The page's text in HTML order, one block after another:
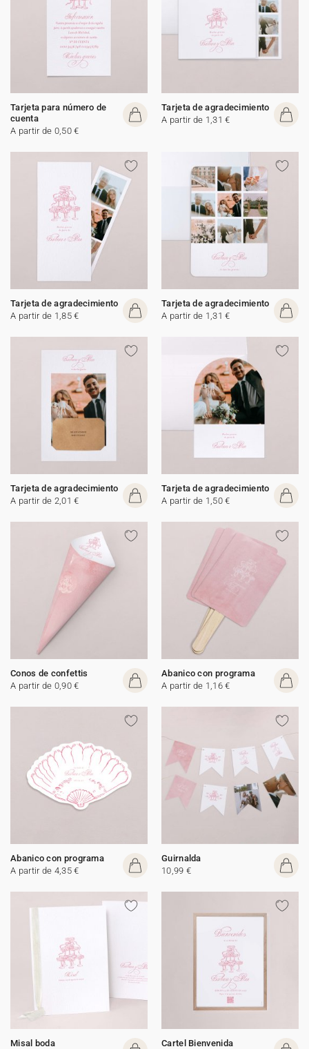
Tarjeta para número de
cuenta
A partir de 0,50 €
Tarjeta de agradecimiento
A partir de 1,31 €
Tarjeta de agradecimiento
A partir de 1,85 €
Tarjeta de agradecimiento
A partir de 1,31 €
Tarjeta de agradecimiento
A partir de 2,01 €
Tarjeta de agradecimiento
A partir de 1,50 €
Conos de confettis
A partir de 0,90 €
Abanico con programa
A partir de 1,16 €
Abanico con programa
A partir de 4,35 €
Guirnalda
10,99 €
Misal boda
Cartel Bienvenida